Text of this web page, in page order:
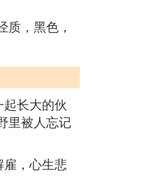
，黑色，
长大的伙
里被人忘记
，心生悲